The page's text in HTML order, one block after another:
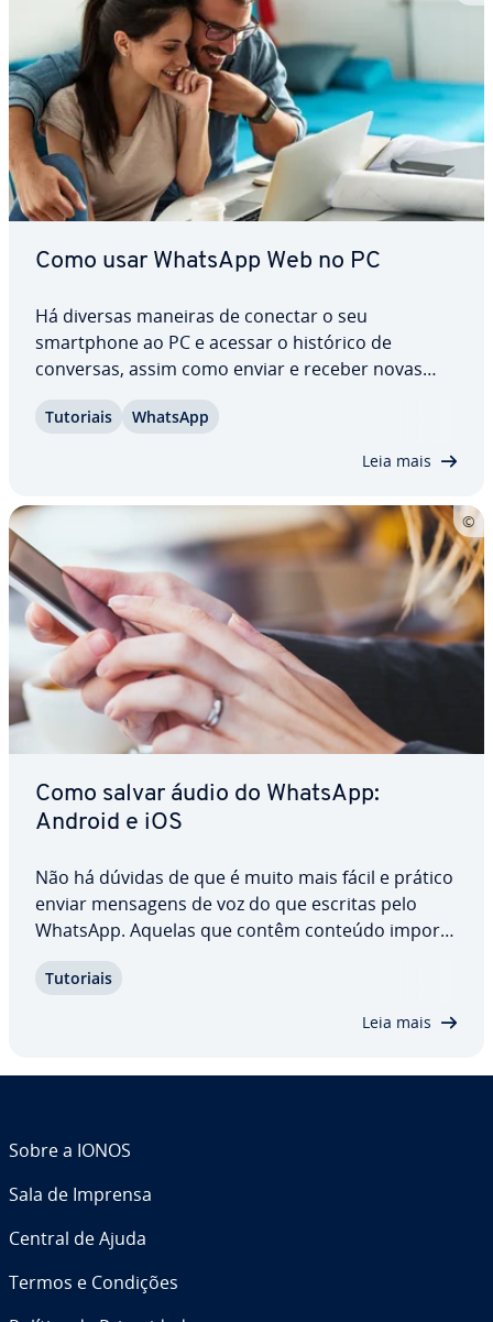
Como usar WhatsApp Web no PC
Há diversas maneiras de conectar o seu
smartphone ao PC e acessar o histórico de
conversas, assim como enviar e receber novas
para PC é es­pe­ci­al­mente in­te­res­sante para quem
Tutoriais WhatsApp
Leia mais
Como salvar áudio do WhatsApp:
Android e iOS
Não há dúvidas de que é muito mais fácil e prático
enviar mensagens de voz do que escritas pelo
WhatsApp. Aquelas que contêm conteúdo im­por­
ficarão ar­ma­ze­na­das para acesso posterior. Nosso
Tutoriais
Leia mais
Sobre a IONOS
Sala de Imprensa
Central de Ajuda
Termos e Condições